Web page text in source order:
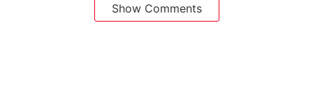
Show Comments